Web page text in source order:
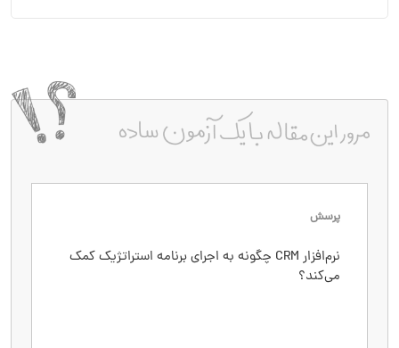
پرسش
نرم‌افزار CRM چگونه به اجرای برنامه استراتژیک کمک
می‌کند؟
این نرم‌افزار با امکاناتی مانند گزارش‌گیری، برنامه‌ریزی،
همگام‌سازی ابزارها و مدیریت پروژه‌ها به ارزیابی و